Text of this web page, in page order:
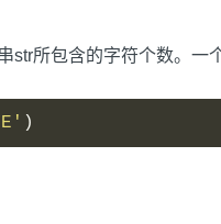
str所包含的字符个数。一
)